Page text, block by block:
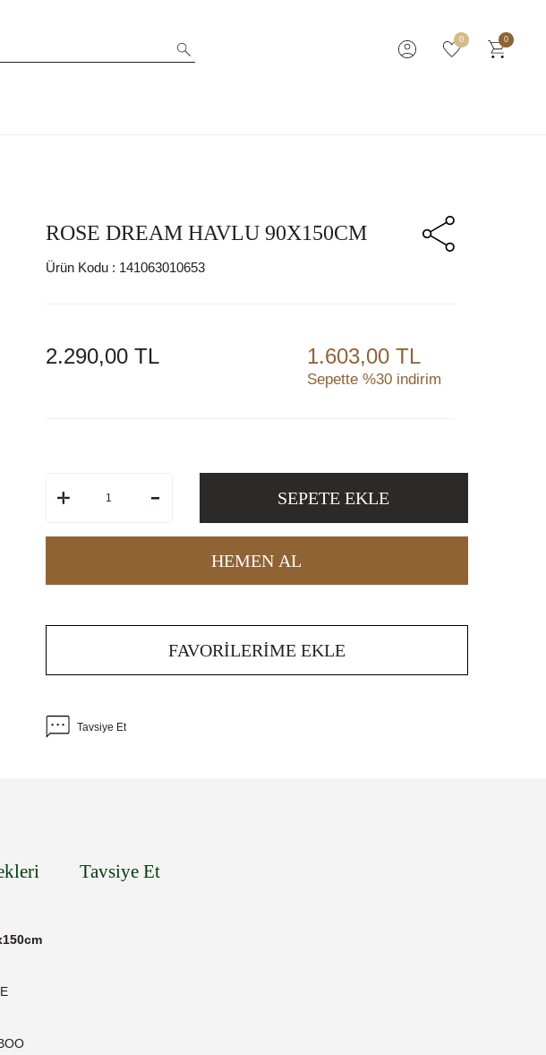
0 0
ROSE DREAM HAVLU 90X150CM
Ürün Kodu : 141063010653
2.290,00TL 1.603,00 TL
Sepette %30 indirim
SEPETE EKLE
HEMEN AL
FAVORILERIME EKLE
Tavsiye Et
Tavsiye Et